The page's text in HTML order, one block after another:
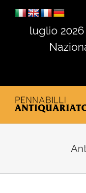
Salta
contenutoluglio